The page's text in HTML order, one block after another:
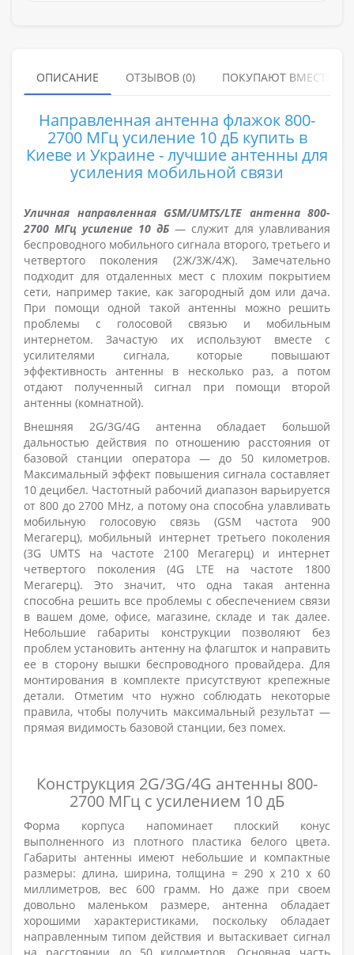
ОПИСАНИЕ ОТЗЫВОВ (0) ПОКУПАЮТ ВМЕСТЕ
Направленная антенна флажок 800-
2700 МГц усиление 10 дБ купить в
Киеве и Украине - лучшие антенны для
усиления мобильной связи
Уличная направленная GSM/UMTS/LTE антенна 800-
2700 МГц усиление 10 дБ — служит для улавливания
беспроводного мобильного сигнала второго, третьего и
четвертого поколения (2Ж/3Ж/4Ж). Замечательно
подходит для отдаленных мест с плохим покрытием
сети, например такие, как загородный дом или дача.
При помощи одной такой антенны можно решить
проблемы с голосовой связью и мобильным
интернетом. Зачастую их используют вместе с
усилителями сигнала, которые повышают
эффективность антенны в несколько раз, а потом
отдают полученный сигнал при помощи второй
антенны (комнатной).
Внешняя 2G/3G/4G антенна обладает большой
дальностью действия по отношению расстояния от
базовой станции оператора — до 50 километров.
Максимальный эффект повышения сигнала составляет
10 децибел. Частотный рабочий диапазон варьируется
от 800 до 2700 MHz, а потому она способна улавливать
мобильную голосовую связь (GSM частота 900
Мегагерц), мобильный интернет третьего поколения
(3G UMTS на частоте 2100 Мегагерц) и интернет
четвертого поколения (4G LTE на частоте 1800
Мегагерц). Это значит, что одна такая антенна
способна решить все проблемы с обеспечением связи
в вашем доме, офисе, магазине, складе и так далее.
Небольшие габариты конструкции позволяют без
проблем установить антенну на флагшток и направить
ее в сторону вышки беспроводного провайдера. Для
монтирования в комплекте присутствуют крепежные
детали. Отметим что нужно соблюдать некоторые
правила, чтобы получить максимальный результат —
прямая видимость базовой станции, без помех.
Конструкция 2G/3G/4G антенны 800-
2700 МГц с усилением 10 дБ
Форма корпуса напоминает плоский конус
выполненного из плотного пластика белого цвета.
Габариты антенны имеют небольшие и компактные
размеры: длина, ширина, толщина = 290 х 210 х 60
миллиметров, вес 600 грамм. Но даже при своем
довольно маленьком размере, антенна обладает
хорошими характеристиками, поскольку обладает
направленным типом действия и вытаскивает сигнал